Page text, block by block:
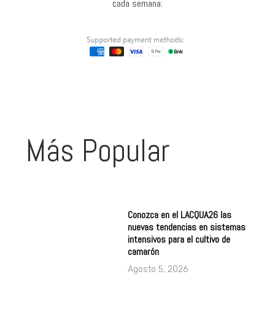
cada semana:
Más Popular
Conozca en el LACQUA26 las
nuevas tendencias en sistemas
intensivos para el cultivo de
camarón
Agosto 5, 2026